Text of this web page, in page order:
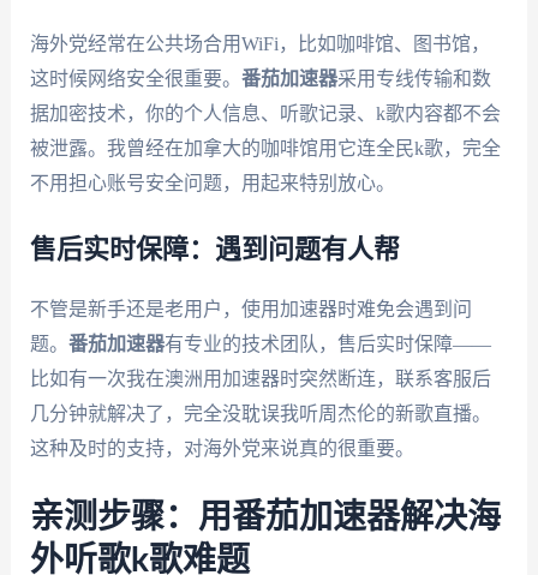
海外党经常在公共场合用WiFi，比如咖啡馆、图书馆，
这时候网络安全很重要。 番茄加速器采用专线传输和数
据加密技术，你的个人信息、听歌记录、k歌内容都不会
被泄露。我曾经在加拿大的咖啡馆用它连全民k歌，完全
不用担心账号安全问题，用起来特别放心。
售后实时保障：遇到问题有人帮
不管是新手还是老用户，使用加速器时难免会遇到问
题。 番茄加速器有专业的技术团队，售后实时保障——
比如有一次我在澳洲用加速器时突然断连，联系客服后
几分钟就解决了，完全没耽误我听周杰伦的新歌直播。
这种及时的支持，对海外党来说真的很重要。
亲测步骤：用番茄加速器解决海
外听歌k歌难题